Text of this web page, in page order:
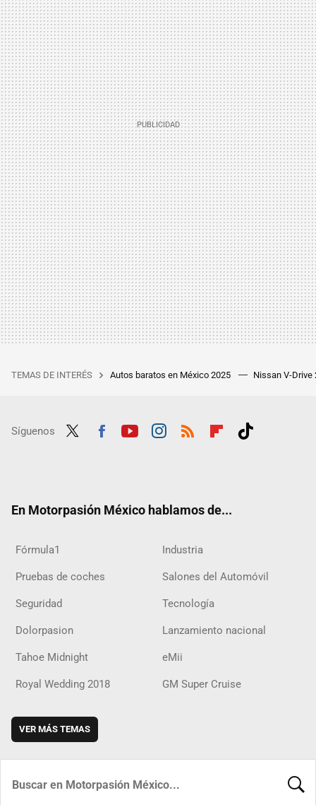
TEMAS DE INTERÉS Autos baratos en México 2025 Nissan V-Drive
Síguenos
En Motorpasión México hablamos de...
Fórmula1 Industria
Pruebas de coches Salones del Automóvil
Seguridad Tecnología
Dolorpasion Lanzamiento nacional
Tahoe Midnight eMii
Royal Wedding 2018 GM Super Cruise
VER MÁS TEMAS